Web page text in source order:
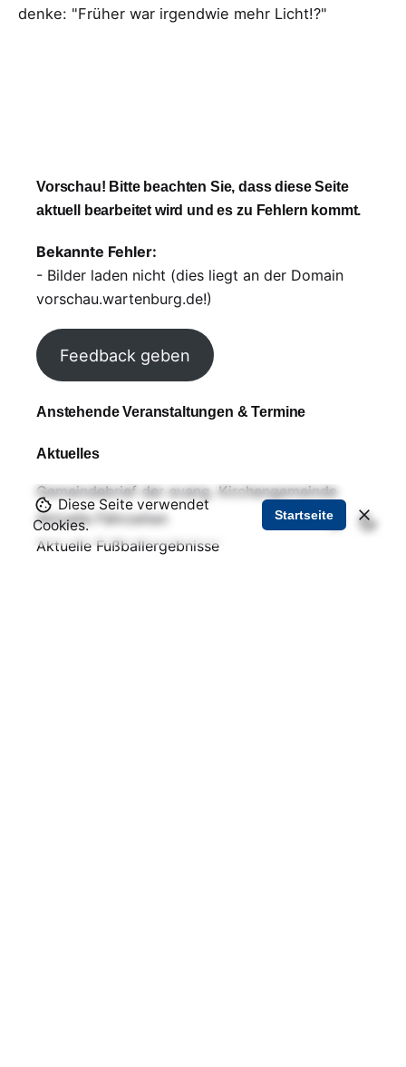
denke: "Früher war irgendwie mehr Licht!?"
Vorschau! Bitte beachten Sie, dass diese Seite
aktuell bearbeitet wird und es zu Fehlern kommt.
Bekannte Fehler:
- Bilder laden nicht (dies liegt an der Domain
vorschau.wartenburg.de!)
Feedback geben
Anstehende Veranstaltungen & Termine
Aktuelles
Gemeindebrief der evang. Kirchengemeinde
Aktuelle Fährzeiten
Aktuelle Fußballergebnisse
Diese Seite verwendet
Cookies.
Startseite